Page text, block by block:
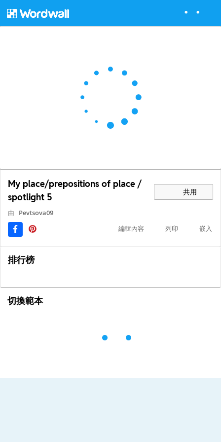
My place/prepositions of place /
spotlight 5
共用
由
Pevtsova09
編輯內容
列印 嵌入
排行榜
切換範本